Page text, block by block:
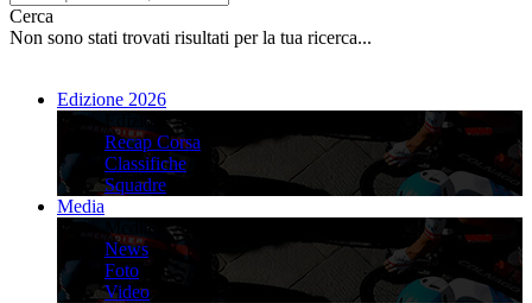
Cerca
Non sono stati trovati risultati per la tua ricerca...
Edizione 2026
Edizione 2026
Recap Corsa
Classifiche
Squadre
Media
Media
News
Foto
Video